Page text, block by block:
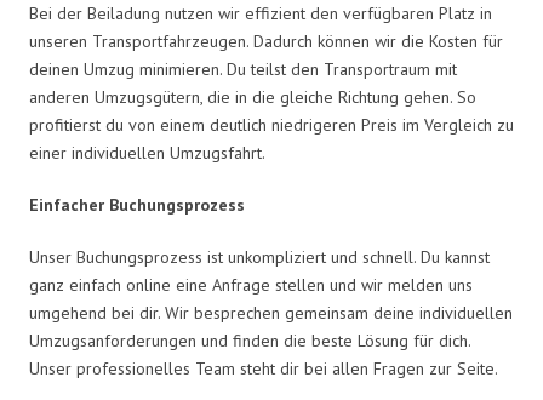
Bei der Beiladung nutzen wir effizient den verfügbaren Platz in
unseren Transportfahrzeugen. Dadurch können wir die Kosten für
deinen Umzug minimieren. Du teilst den Transportraum mit
anderen Umzugsgütern, die in die gleiche Richtung gehen. So
profitierst du von einem deutlich niedrigeren Preis im Vergleich zu
einer individuellen Umzugsfahrt.
Einfacher Buchungsprozess
Unser Buchungsprozess ist unkompliziert und schnell. Du kannst
ganz einfach online eine Anfrage stellen und wir melden uns
umgehend bei dir. Wir besprechen gemeinsam deine individuellen
Umzugsanforderungen und finden die beste Lösung für dich.
Unser professionelles Team steht dir bei allen Fragen zur Seite.